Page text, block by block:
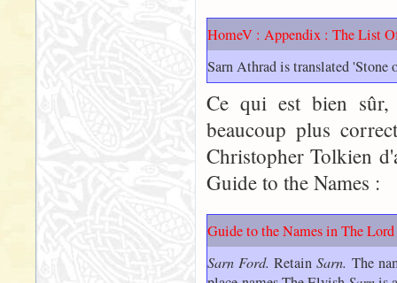
HomeV : Appendix : The List
Sarn Athrad is translated 'Stone
Ce qui est bien sûr,
beaucoup plus
Christopher Tolkien
Guide to the Names :
Guide to the Names in The
Sarn Ford. RetainSarn. The